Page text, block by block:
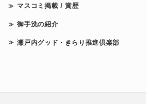
マスコミ掲載 / 賞歴
御手洗の紹介
瀬戸内グッド・きらり推進倶楽部